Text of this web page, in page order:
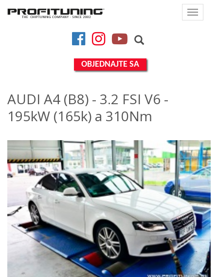
Toggle
FacebookInstagramYouTube
OBJEDNAJTE SA
AUDI A4 (B8) - 3.2 FSI V6 -
195kW (165k) a 310Nm